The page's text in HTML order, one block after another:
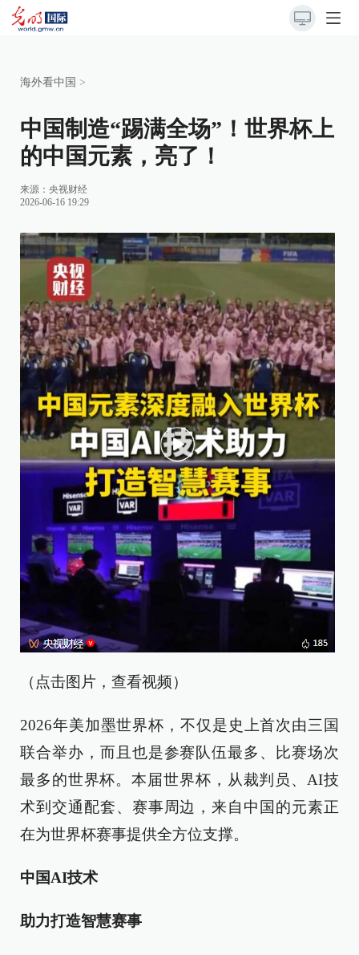
海外看中国 >
中国制造“踢满全场”！世界杯上
的中国元素，亮了！
来源： 央视财经
2026-06-16 19:29
（点击图片，查看视频）
2026年美加墨世界杯，不仅是史上首次由三国
联合举办，而且也是参赛队伍最多、比赛场次
最多的世界杯。本届世界杯，从裁判员、AI技
术到交通配套、赛事周边，来自中国的元素正
在为世界杯赛事提供全方位支撑。
中国AI技术
助力打造智慧赛事